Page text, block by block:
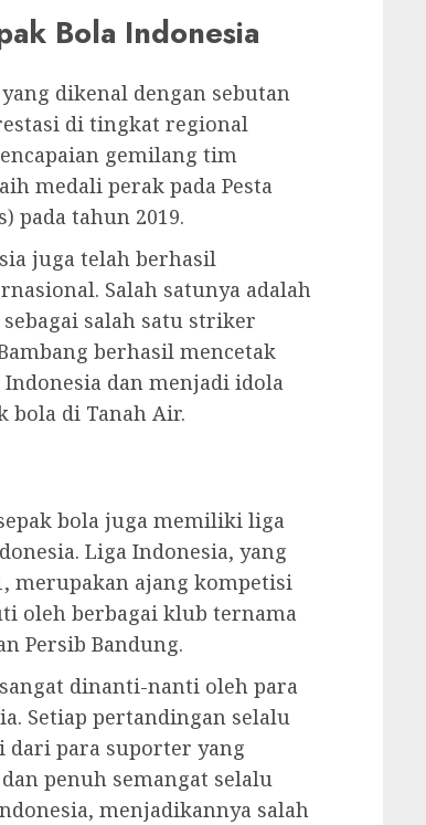
Bola Indonesia
dikenal dengan sebutan
di tingkat regional
gemilang tim
medali perak pada Pesta
pada tahun 2019.
juga telah berhasil
Salah satunya adalah
salah satu striker
berhasil mencetak
dan menjadi idola
bola di Tanah Air.
bola juga memiliki liga
Liga Indonesia, yang
merupakan ajang kompetisi
oleh berbagai klub ternama
Persib Bandung.
dinanti-nanti oleh para
Setiap pertandingan selalu
dari para suporter yang
penuh semangat selalu
menjadikannya salah